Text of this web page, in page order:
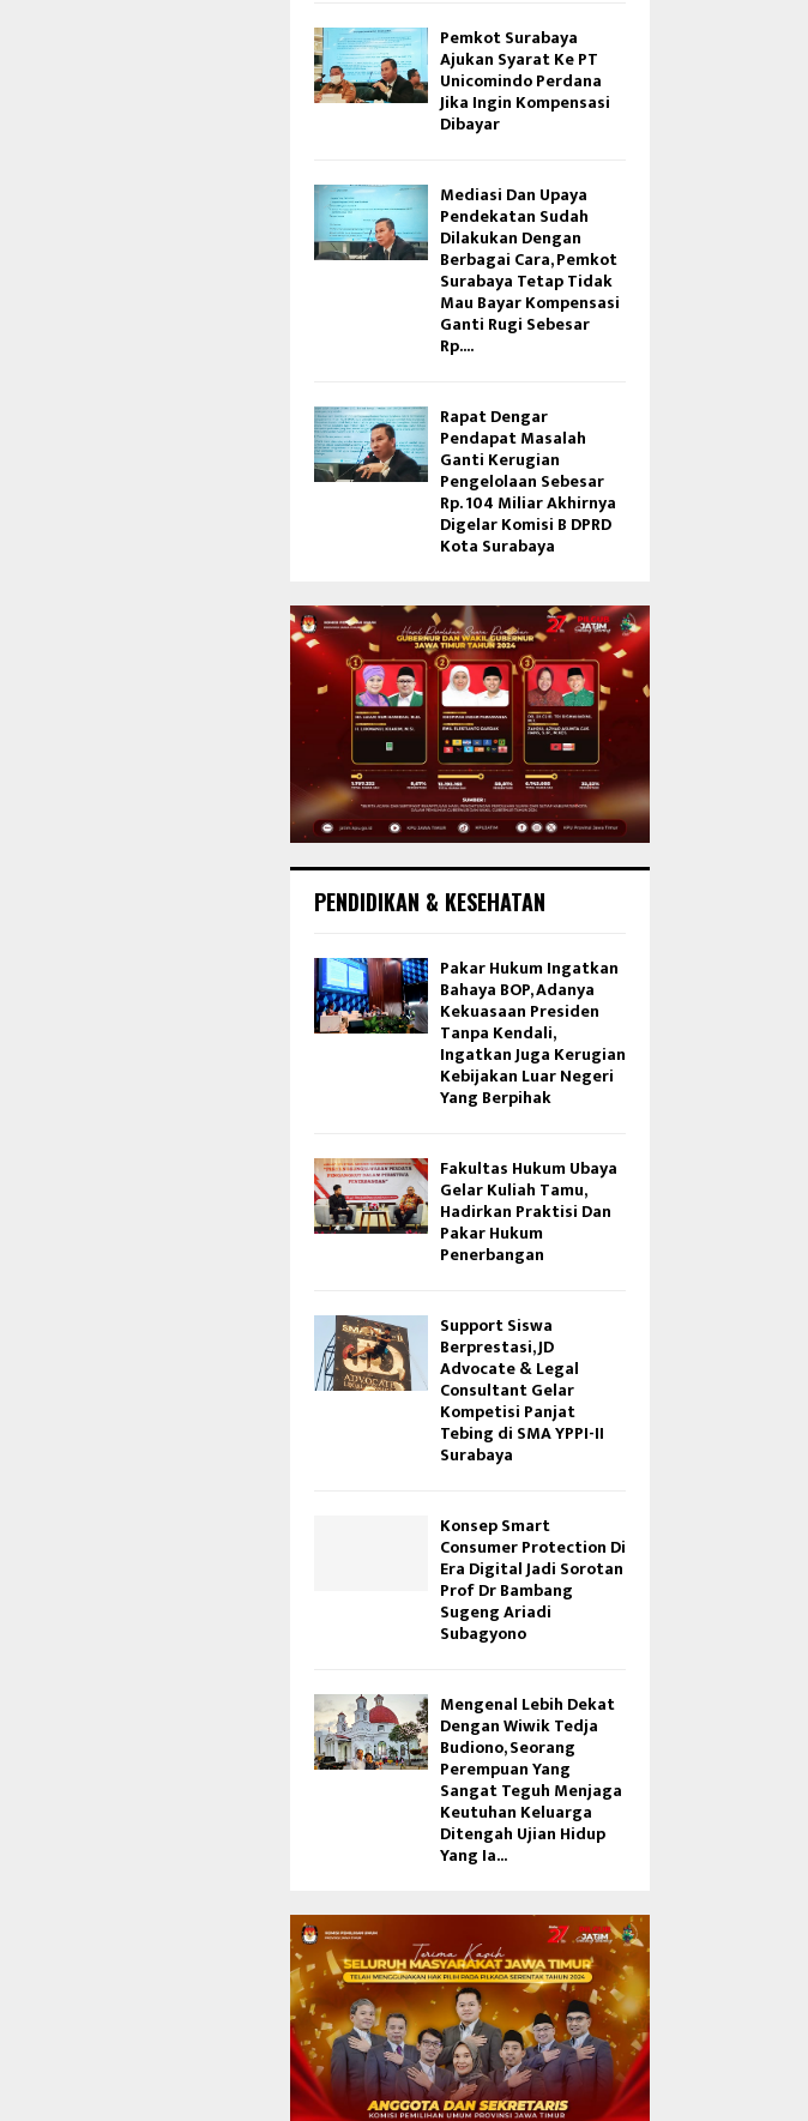
Pemkot Surabaya
Ajukan Syarat Ke PT
Unicomindo Perdana
Jika Ingin Kompensasi
Dibayar
Mediasi Dan Upaya
Pendekatan Sudah
Dilakukan Dengan
Berbagai Cara, Pemkot
Surabaya Tetap Tidak
Mau Bayar Kompensasi
Ganti Rugi Sebesar
Rp....
Rapat Dengar
Pendapat Masalah
Ganti Kerugian
Pengelolaan Sebesar
Rp. 104 Miliar Akhirnya
Digelar Komisi B DPRD
Kota Surabaya
PENDIDIKAN & KESEHATAN
Pakar Hukum Ingatkan
Bahaya BOP, Adanya
Kekuasaan Presiden
Tanpa Kendali,
Ingatkan Juga Kerugian
Kebijakan Luar Negeri
Yang Berpihak
Fakultas Hukum Ubaya
Gelar Kuliah Tamu,
Hadirkan Praktisi Dan
Pakar Hukum
Penerbangan
Support Siswa
Berprestasi, JD
Advocate & Legal
Consultant Gelar
Kompetisi Panjat
Tebing di SMA YPPI-II
Surabaya
Konsep Smart
Consumer Protection Di
Era Digital Jadi Sorotan
Prof Dr Bambang
Sugeng Ariadi
Subagyono
Mengenal Lebih Dekat
Dengan Wiwik Tedja
Budiono, Seorang
Perempuan Yang
Sangat Teguh Menjaga
Keutuhan Keluarga
Ditengah Ujian Hidup
Yang Ia...